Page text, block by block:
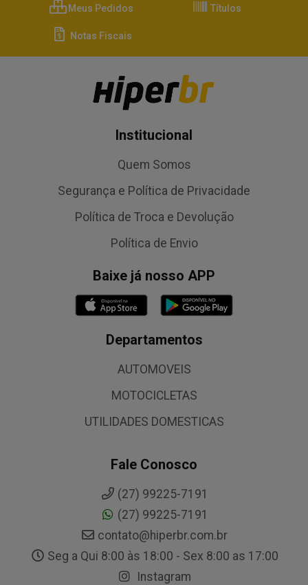
Meus Pedidos Títulos
Notas Fiscais
Institucional
Quem Somos
Segurança e Política de Privacidade
Política de Troca e Devolução
Política de Envio
Baixe já nosso APP
Departamentos
AUTOMOVEIS
MOTOCICLETAS
UTILIDADES DOMESTICAS
Fale Conosco
(27) 99225-7191
(27) 99225-7191
contato@hiperbr.com.br
Seg a Qui 8:00 às 18:00 - Sex 8:00 as 17:00
Instagram